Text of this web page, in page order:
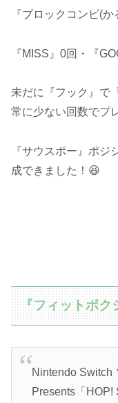
『ブロックコンビ(か
『MISS』0回・『
未だに『フック』で
常に少ない回数でプ
『サウスポー』ポ
成できました！😆
『フィットボ
Nintendo Switch
Presents「HOP!